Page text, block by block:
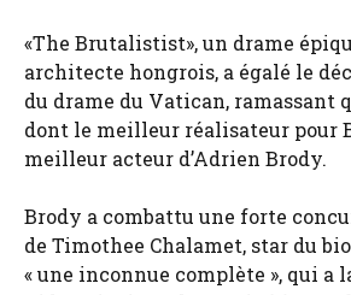
«The Brutalistist», un drame
architecte hongrois, a égalé le
du drame du Vatican, ramassant
dont le meilleur réalisateur pour
meilleur acteur d’Adrien Brody.
Brody a combattu une forte
de Timothee Chalamet, star du
« une inconnue complète », qui a